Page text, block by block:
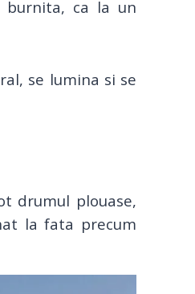
ca la un
se lumina si se
drumul plouase,
la fata precum